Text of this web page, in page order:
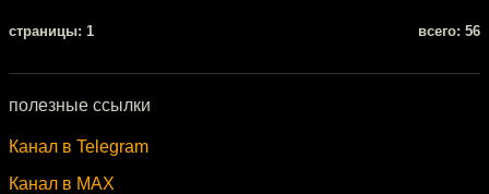
cтраницы: 1 всего: 56
полезные ссылки
Канал в Telegram
Канал в MAX